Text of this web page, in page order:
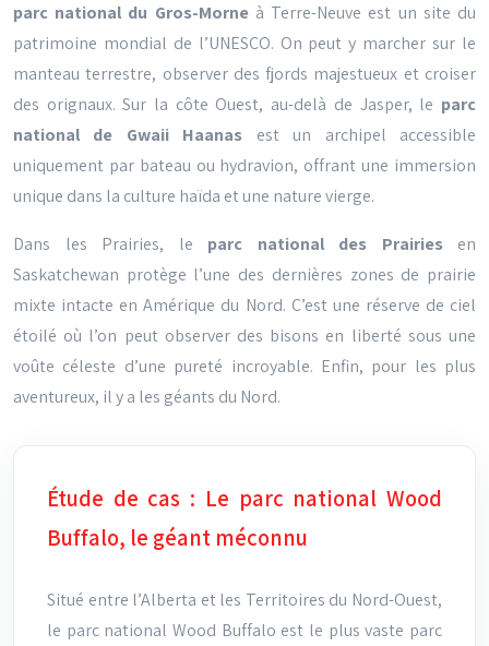
parc national du Gros-Morneà Terre-Neuve est un site du
patrimoine mondial de l’UNESCO. On peut y marcher sur le
manteau terrestre, observer des fjords majestueux et croiser
des orignaux. Sur la côte Ouest, au-delà de Jasper, le parc
national de Gwaii Haanas est un archipel accessible
uniquement par bateau ou hydravion, offrant une immersion
unique dans la culture haïda et une nature vierge.
Dans les Prairies, le parc national des Prairiesen
Saskatchewan protège l’une des dernières zones de prairie
mixte intacte en Amérique du Nord. C’est une réserve de ciel
étoilé où l’on peut observer des bisons en liberté sous une
voûte céleste d’une pureté incroyable. Enfin, pour les plus
aventureux, il y a les géants du Nord.
Étude de cas : Le parc national Wood
Buffalo, le géant méconnu
Situé entre l’Alberta et les Territoires du Nord-Ouest,
le parc national Wood Buffalo est le plus vaste parc